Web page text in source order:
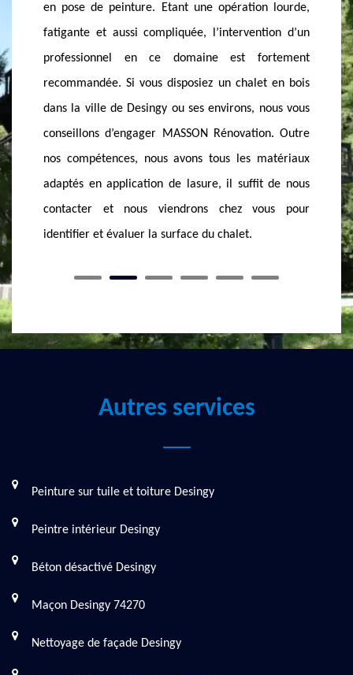
bois
Outre
nous
pour
chalet ? essayez de contacter MASSON Rénovation
et vous ne viendrez plus par hasard chez nous ! En
fait, nous avons toutes les qualités requises pour
appliquer de la lasure. Avec des équipements de
qualité, nous intervenons soigneusement et avec
une grande précision. Nous assurerons le nettoyage
de votre chalet avant toute application de peinture,
alors, pour bénéficier de notre service, vous n’avez
plus qu’à nous appeler.
Etant
nous
avons
vous
votre
pour
l’année.
Autres services
Peinture sur tuile et toiture Desingy
Peintre intérieur Desingy
Béton désactivé Desingy
Maçon Desingy 74270
Nettoyage de façade Desingy